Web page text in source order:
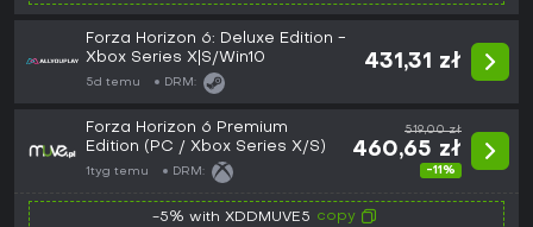
Forza Horizon 6: Deluxe Edition -
Xbox Series X|S/Win10
5d temu DRM:
431,31 zł
Forza Horizon 6 Premium
Edition (PC / Xbox Series X/S)
1tyg temu DRM:
519,00 zł
460,65 zł
-11%
-5% with XDDMUVE5 copy